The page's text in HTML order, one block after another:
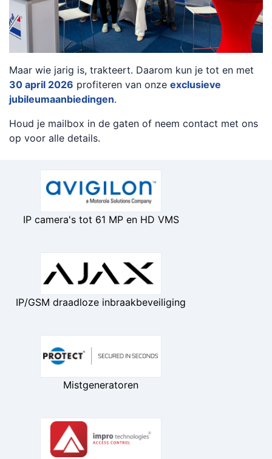
Maar wie jarig is, trakteert. Daarom kun je tot en met
30 april 2026 profiteren van onze exclusieve
jubileumaanbiedingen.
Houd je mailbox in de gaten of neem contact met ons
op voor alle details.
IP camera's tot 61 MP en HD VMS
IP/GSM draadloze inbraakbeveiliging
Mistgeneratoren